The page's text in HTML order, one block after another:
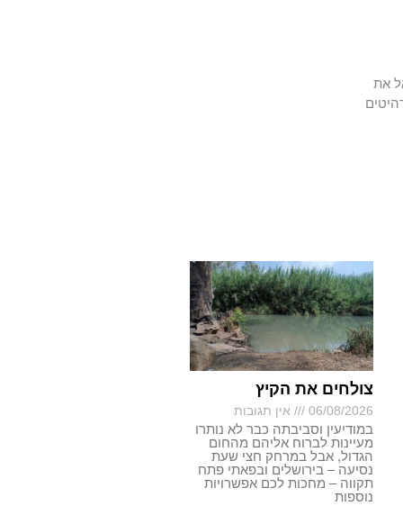
את
צולחים את הקיץ
06/08/2026 אין תגובות
במודיעין וסביבתה כבר לא נותרו
מעיינות לברוח אליהם מהחום
הגדול, אבל במרחק חצי שעת
נסיעה – בירושלים ובפאתי פתח
תקווה – מחכות לכם אפשרויות
נוספות